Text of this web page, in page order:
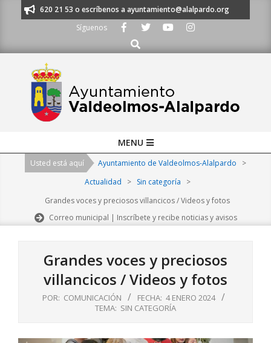
al 91 620 21 53 o escríbenos a ayuntamiento@alalpardo.org
Síguenos
Buscar
Navigation
MENU
Usted está aquí Ayuntamiento de Valdeolmos-Alalpardo
>
Actualidad
> Sin categoría
>
Grandes voces y preciosos villancicos / Videos y fotos
Correo municipal | Inscríbete y recibe noticias y avisos
Grandes voces y preciosos
villancicos / Videos y fotos
POR: COMUNICACIÓN FECHA: 4 ENERO 2024
TEMA: SIN CATEGORÍA